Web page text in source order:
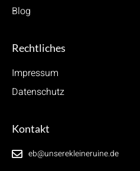
Blog
Rechtliches
Impressum
Datenschutz
Kontakt
eb@unserekleineruine.de